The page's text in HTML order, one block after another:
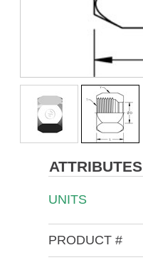
ATTRIBUTES
UNITS
PRODUCT #